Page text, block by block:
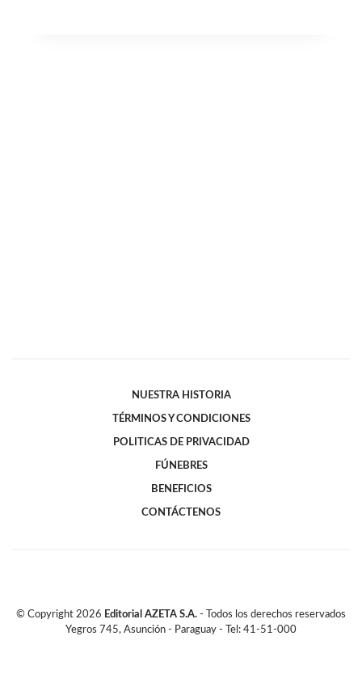
NUESTRA HISTORIA
TÉRMINOS Y CONDICIONES
POLITICAS DE PRIVACIDAD
FÚNEBRES
BENEFICIOS
CONTÁCTENOS
© Copyright 2026 Editorial AZETA S.A. - Todos los derechos reservados
Yegros 745, Asunción - Paraguay - Tel: 41-51-000